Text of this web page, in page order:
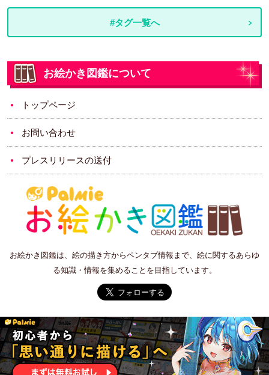
#タグ一覧へ
お絵かき図鑑について
トップページ
お問い合わせ
プレスリリースの送付
お絵かき図鑑は、絵の描き方からペンタブ情報まで、絵に関するあらゆ
る知識・情報を集めることを目指しています。